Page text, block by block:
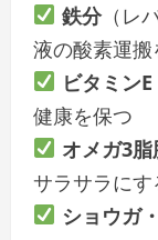
鉄分（レ
液の酸素運搬
ビタミンE
健康を保つ
オメガ3脂
サラサラにす
ショウガ